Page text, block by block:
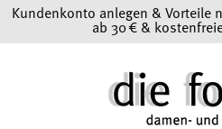
Zum Hauptinhalt springen
Kundenkonto anlegen & Vorteile
ab 30 € &